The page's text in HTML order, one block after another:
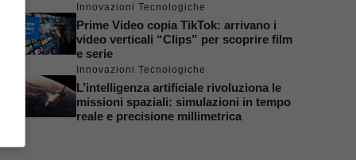
Innovazioni Tecnologiche
Prime Video copia TikTok: arrivano i
video verticali “Clips” per scoprire film
e serie
Innovazioni Tecnologiche
L’intelligenza artificiale rivoluziona le
missioni spaziali: simulazioni in tempo
reale e precisione millimetrica